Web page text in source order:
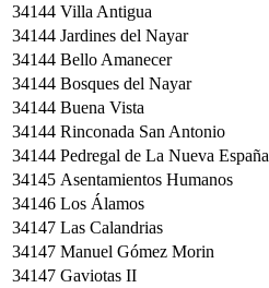
34144 Villa Antigua
34144 Jardines del Nayar
34144 Bello Amanecer
34144 Bosques del Nayar
34144 Buena Vista
34144 Rinconada San Antonio
34144 Pedregal de La Nueva España
34145 Asentamientos Humanos
34146 Los Álamos
34147 Las Calandrias
34147 Manuel Gómez Morin
34147 Gaviotas II